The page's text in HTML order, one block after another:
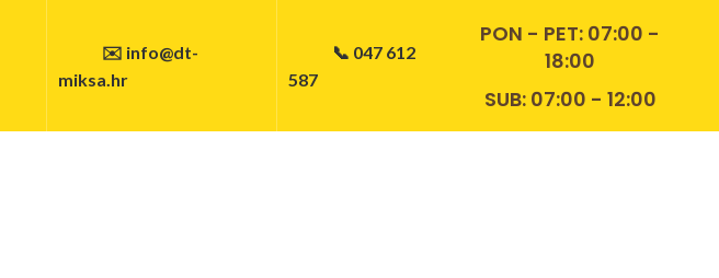
✉️ info@dt-
miksa.hr
📞 047 612
587
PON - PET: 07:00 -
18:00
SUB: 07:00 - 12:00